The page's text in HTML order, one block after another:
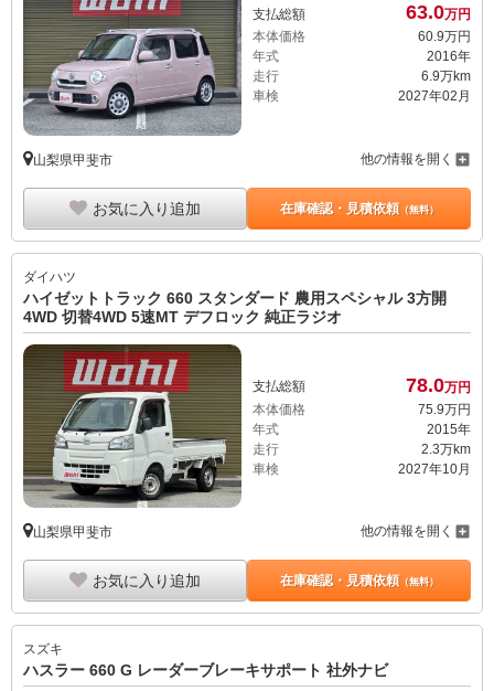
支払総額 63.0万円
本体価格
60.9万円
年式
2016年
走行
6.9万km
車検
2027年02月
山梨県甲斐市 他の情報を開く
お気に入り追加 在庫確認・見積依頼（無料）
ダイハツ
ハイゼットトラック 660 スタンダード 農用スペシャル 3方開
4WD 切替4WD 5速MT デフロック 純正ラジオ
支払総額 78.0万円
本体価格
75. 9万円
年式
2015年
走行
2.3万km
車検
2027年10月
山梨県甲斐市 他の情報を開く
お気に入り追加 在庫確認・見積依頼（無料）
スズキ
ハスラー 660 G レーダーブレーキサポート 社外ナビ